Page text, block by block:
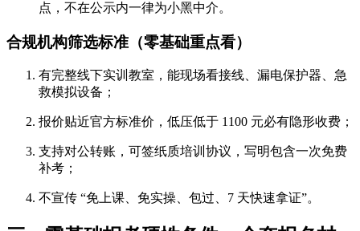
点，不在公示内一律为小黑中介。
合规机构筛选标准（零基础重点看）
有完整线下实训教室，能现场看接线、漏电保护器、急
救模拟设备；
报价贴近官方标准价，低压低于 1100 元必有隐形收费；
支持对公转账，可签纸质培训协议，写明包含一次免费
补考；
不宣传 “免上课、免实操、包过、7 天快速拿证”。